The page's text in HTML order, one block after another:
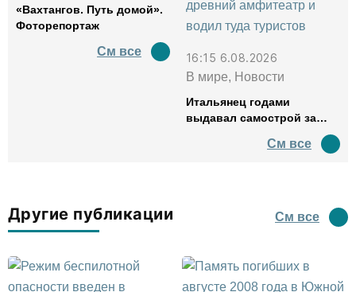
«Вахтангов. Путь домой».
Фоторепортаж
См все
16:15 6.08.2026
В мире, Новости
Итальянец годами
выдавал самострой за
водил туда туристов
См все
Другие публикации См все